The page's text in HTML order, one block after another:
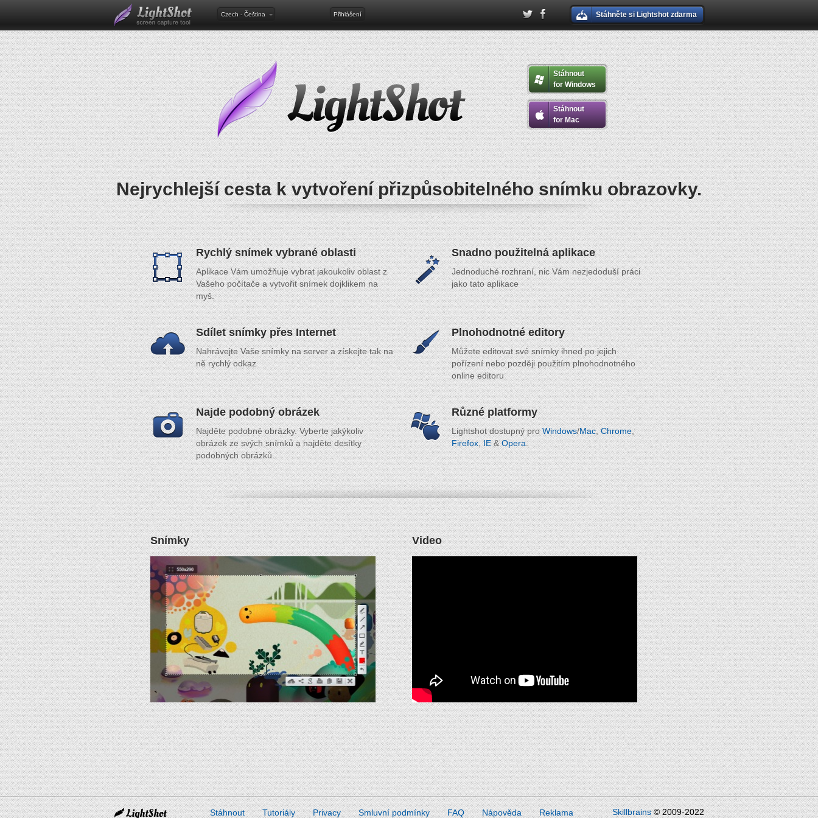
Czech - Čeština Přihlášení Stáhněte si Lightshot zdarma
Stáhnout
for Windows
Stáhnout
for Mac
Nejrychlejší cesta k vytvoření přizpůsobitelného snímku obrazovky.
Rychlý snímek vybrané oblasti
Aplikace Vám umožňuje vybrat jakoukoliv oblast z
Vašeho počítače a vytvořit snímek dojklikem na
myš.
Snadno použitelná aplikace
Jednoduché rozhraní, nic Vám nezjedoduší práci
jako tato aplikace
Sdílet snímky přes Internet
Nahrávejte Vaše snímky na server a získejte tak na
ně rychlý odkaz
Plnohodnotné editory
Můžete editovat své snímky ihned po jejich
pořízení nebo později použitím plnohodnotného
online editoru
Najde podobný obrázek
Najděte podobné obrázky. Vyberte jakýkoliv
obrázek ze svých snímků a najděte desítky
podobných obrázků.
Různé platformy
Lightshot dostupný proWindows/Mac,Chrome,
Firefox,IE&Opera.
Snímky Video
Stáhnout Tutoriály Privacy Smluvní podmínky FAQ Nápověda Reklama Skillbrains© 2009-2022